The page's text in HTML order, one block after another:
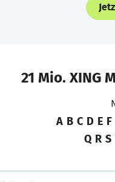
21 Mio. XING
A B C D E F
Q R S